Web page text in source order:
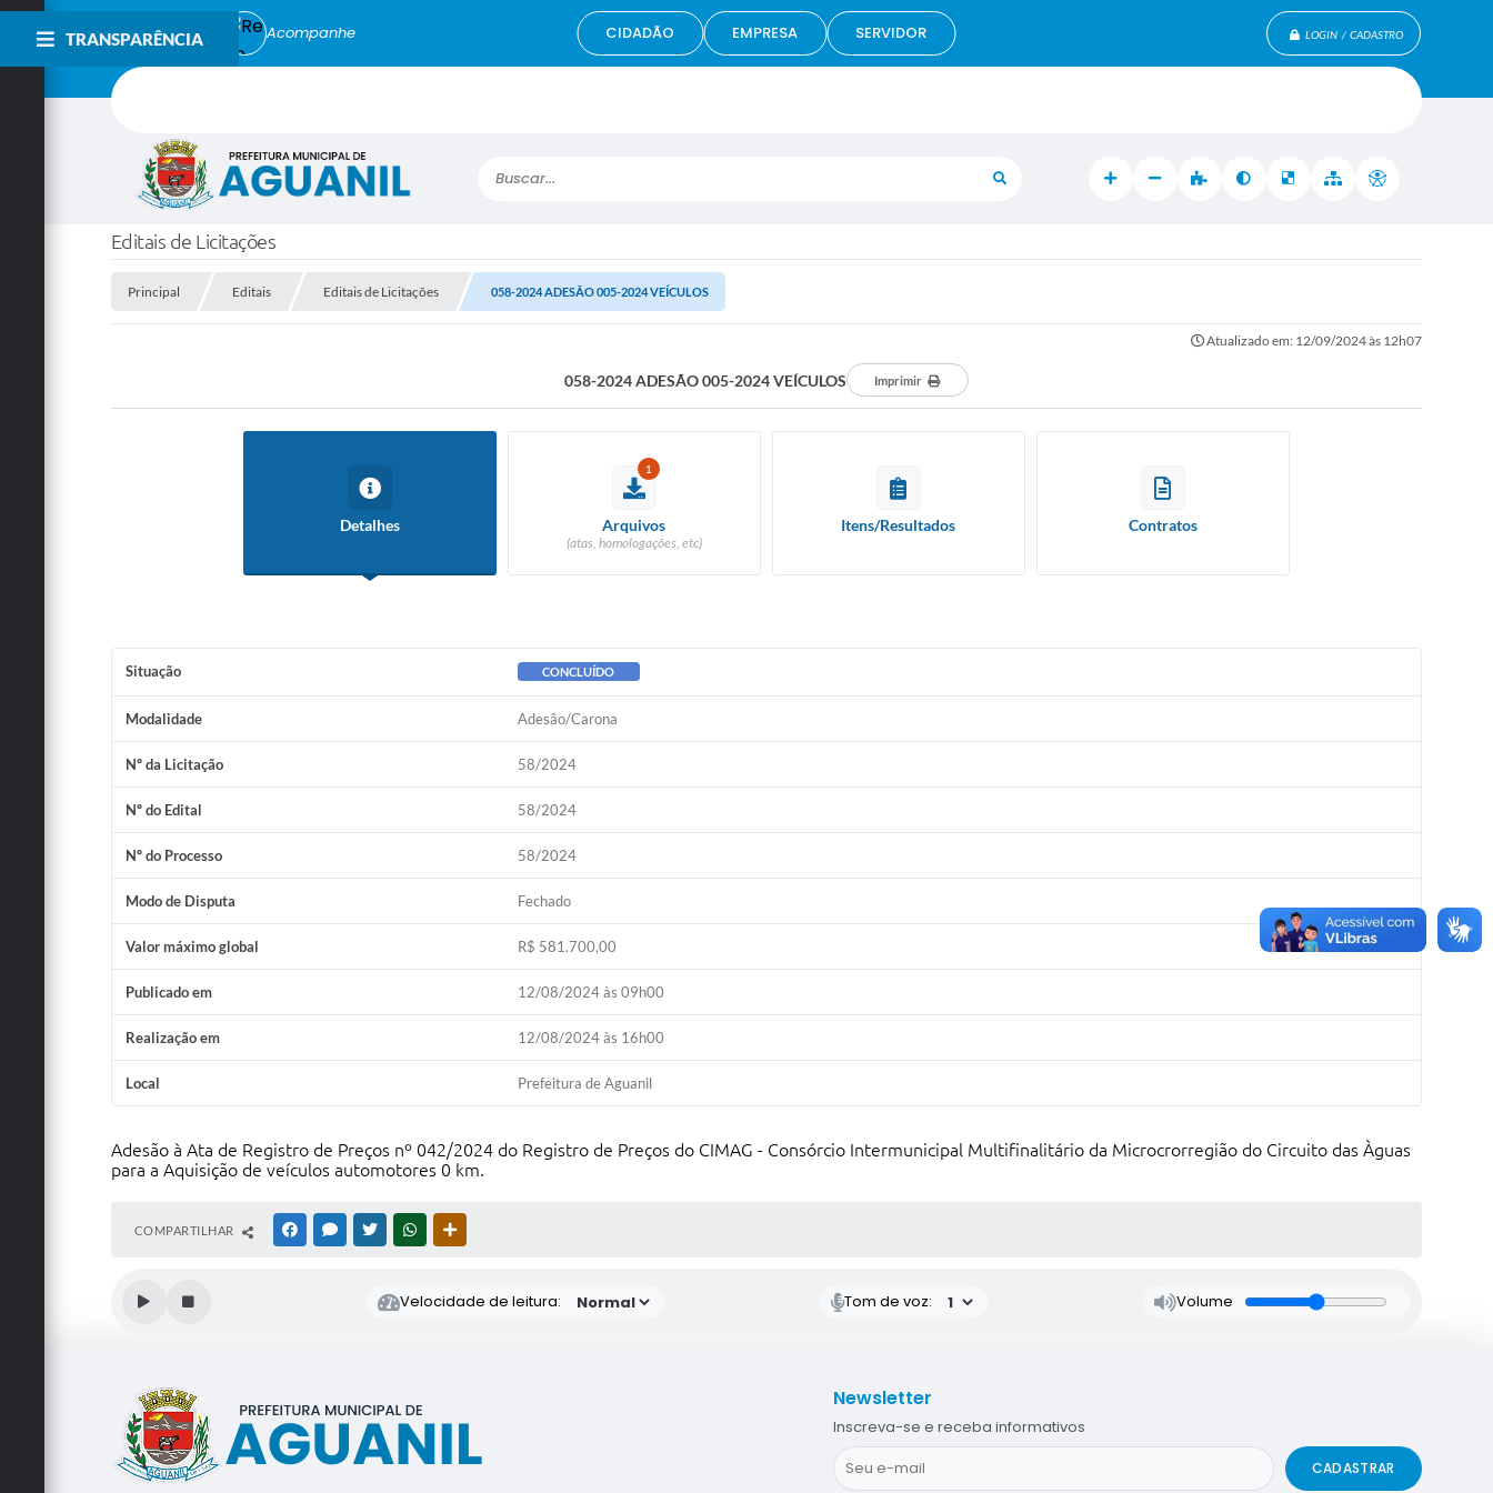
LOGIN / CADASTRO
Buscar...
Acompanhe CIDADÃO EMPRESA SERVIDOR
TRANSPARÊNCIA
Editais de Licitações
Principal Editais Editais de Licitações 058-2024 ADESÃO 005-2024 VEÍCULOS
Atualizado em: 12/09/2024 às 12h07
058-2024 ADESÃO 005-2024 VEÍCULOS Imprimir
Detalhes
1
Arquivos
(atas, homologações, etc)
Itens/Resultados Contratos
Situação CONCLUÍDO
Modalidade Adesão/Carona
Nº da Licitação 58/2024
Nº do Edital 58/2024
Nº do Processo 58/2024
Modo de Disputa Fechado
Valor máximo global R$ 581.700,00
Publicado em 12/08/2024 às 09h00
Realização em 12/08/2024 às 16h00
Local Prefeitura de Aguanil
Adesão à Ata de Registro de Preços nº 042/2024 do Registro de Preços do CIMAG - Consórcio Intermunicipal Multifinalitário da Microcrorregião do Circuito das Àguas
para a Aquisição de veículos automotores 0 km.
COMPARTILHAR FACEBOOKMESSENGER
TWITTERWHATSAPP
Velocidade de leitura: Tom de voz: Volume
Newsletter
Inscreva-se e receba informativos
CADASTRAR